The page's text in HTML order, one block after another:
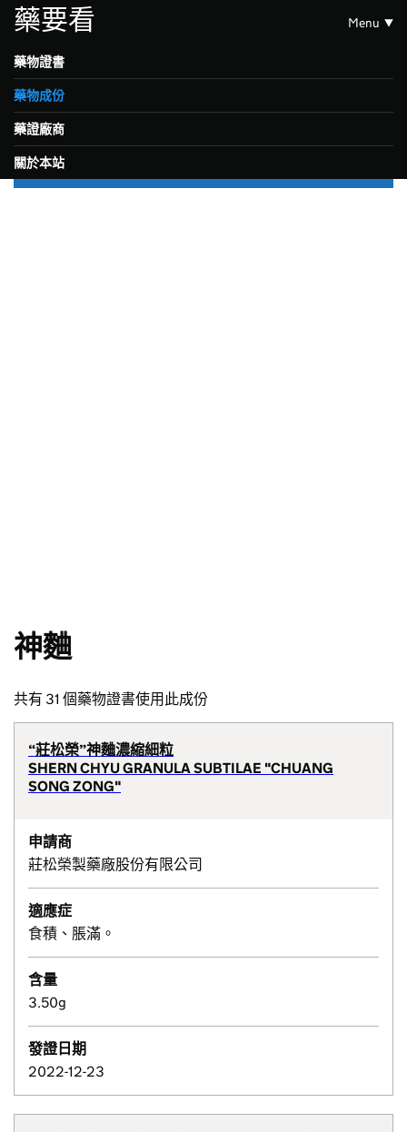
藥要看 Menu
藥物證書
藥物成份
藥證廠商
關於本站
神麯
共有 31 個藥物證書使用此成份
“莊松榮”神麯濃縮細粒
SHERN CHYU GRANULA SUBTILAE "CHUANG
SONG ZONG"
申請商
莊松榮製藥廠股份有限公司
適應症
食積、脹滿。
含量
3.50g
發證日期
2022-12-23